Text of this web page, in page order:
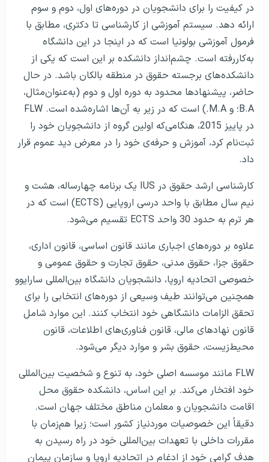
در کیفیت را برای دانشجویان در دوره‌های اول، دوم و سوم
ارائه دهد. سیستم آموزشی از کارشناسی تا دکتری، مطابق با
فرمول آموزشی بولونیا است که در اینجا در این دانشگاه
به‌کاررفته است. چشم‌انداز دانشکده بر این است که یکی از
دانشکده‌های برجسته حقوق در منطقه بالکان باشد. در حال
حاضر، پیشنهاد‌ها محدود به دوره اول و دوم (به‌عنوان‌مثال،
B.A؛ و M.A.) است که در زیر به آن‌ها اشاره‌شده است. FLW
در پاییز 2015، هنگامی‌که اولین گروه از دانشجویان خود را
ثبت‌نام کرد، آموزش و حرفه‌ی خود را در معرض دید عموم قرار
داد.
کارشناسی ارشد حقوق در IUS یک برنامه چهارساله، هشت و
نیم سال مطابق با واحد درسی اروپایی (ECTS) است که در
هر ترم به حدود 30 واحد ECTS تقسیم می‌شود.
علاوه بر دوره‌های اجباری مانند قانون اساسی، قانون اداری،
حقوق جزا، حقوق مدنی، حقوق تجارت و حقوق عمومی و
خصوصی اتحادیه اروپا، دانشجویان دانشگاه بین‌المللی سارایوو
همچنین می‌توانند طیف وسیعی از دوره‌های انتخابی را برای
تحقق الزامات دانشگاهی خود انتخاب کنند. این موارد شامل
قانون نهادهای مالی، قانون فناوری‌های اطلاعات، قانون
محیط‌زیست، حقوق بشر و موارد دیگر می‌شود.
FLW مانند موسسه اصلی خود، به تنوع و شخصیت بین‌المللی
خود افتخار می‌کند. بر این اساس، دانشکده حقوق محل
اقامت دانشجویان و معلمان مناطق مختلف جهان است.
دقیقاً این خصوصیات موردنیاز کشور است؛ زیرا هم‌زمان با
مقررات داخلی با تعهدات بین‌المللی خود در راه رسیدن به
هدف گرامی خود از ادغام در اتحادیه اروپا و سازمان پیمان